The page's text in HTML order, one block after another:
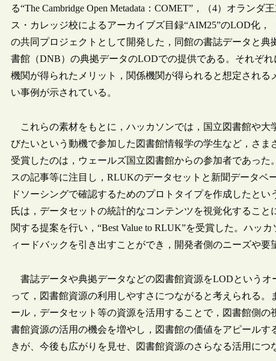
る“The Cambridge Open Metadata：COMET”，（4）オラン
ス・カレッジ校によるアーカイブズ目録“AIM25”のLOD化
の共同プロジェクトとして開発した，同館の書誌データと典
書館（DNB）の典拠データのLODでの提供である。それぞ
機関が得られたメリット，関係機関が得られると想定され
い事例が示されている。
これらの素材をもとに，ハッカソンでは，国立図書館や
びたいという動機で参加した図書館情報学の学生など，さま
受賞したのは，ウェールズ国立図書館からの参加者であっ
スの記事等に注目し，RLUKのデータセットと新聞データベ
ドソーシングで確認するためのプロトタイプを作成したとい
氏は，データセットの統計的なコンテンツを視覚化するこ
関する提案を行い，“Best Value to RLUK”を受賞した。ハッ
ィードバックを引き出すことができ，開発者側のニーズや要
書誌データや典拠データなどの図書館資源をLODという
って，図書館資源の利用しやすさにつながると考えられる
ール，データセット等の資源を活用することで，図書館側
書館資源の活用の機会を増やし，図書館の価値をアピール
きが、今後も広がりを見せ、図書館資源のさらなる活用につ